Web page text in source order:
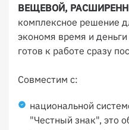
ВЕЩЕВОЙ,
комплексное решение
экономя время и
готов к работе сразу
Совместим с:
национальной
"Честный знак", это